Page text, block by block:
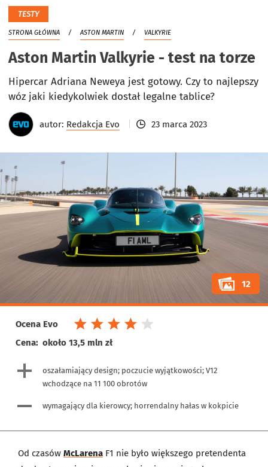
TESTY
STRONA GŁÓWNA ASTON MARTIN VALKYRIE
Aston Martin Valkyrie - test na torze
Hipercar Adriana Neweya jest gotowy. Czy to najlepszy
wóz jaki kiedykolwiek dostał legalne tablice?
autor: Redakcja Evo 23 marca 2023
12
Ocena Evo
Cena: około 13,5 mln zł
oszałamiający design; poczucie wyjątkowości; V12
wchodzące na 11 100 obrotów
wymagający dla kierowcy; horrendalny hałas w kokpicie
Od czasów McLarena F1 nie było większego pretendenta